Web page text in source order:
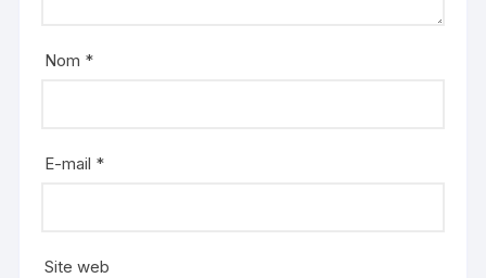
Nom *
E-mail *
Site web